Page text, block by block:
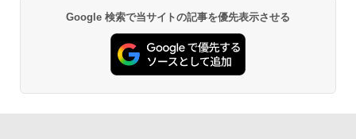
Google 検索で当サイトの記事を優先表示させる